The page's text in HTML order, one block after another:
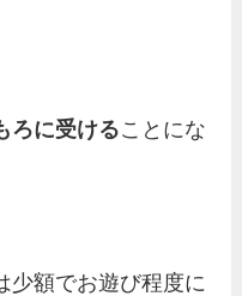
ろに受けることにな
少額でお遊び程度に